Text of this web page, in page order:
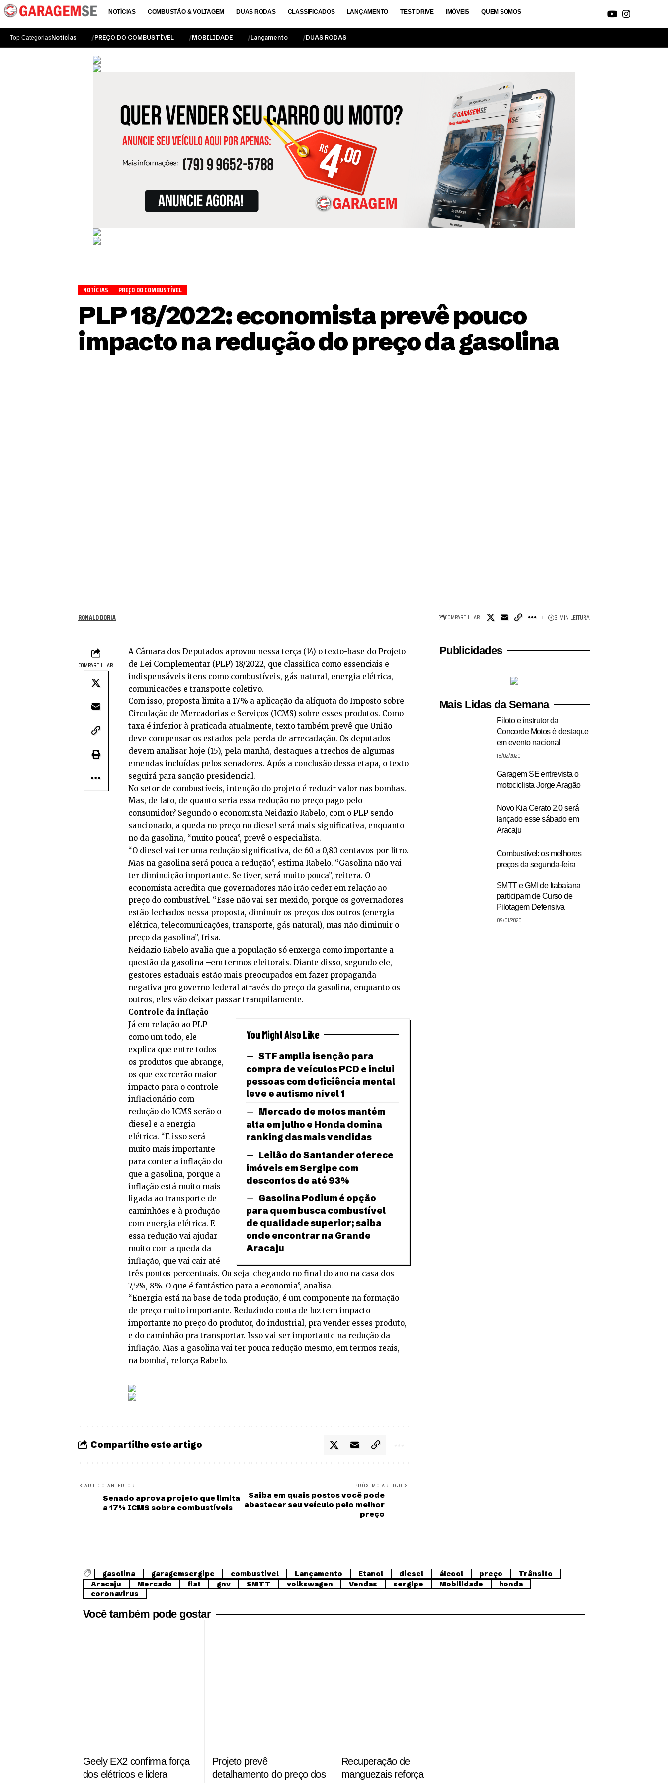
NOTÍCIAS COMBUSTÃO & VOLTAGEM DUAS RODAS CLASSIFICADOS LANÇAMENTO TEST DRIVE IMÓVEIS QUEM SOMOS
Top CategoriasNotícias PREÇO DO COMBUSTÍVEL MOBILIDADE Lançamento DUAS RODAS
NOTÍCIAS PREÇO DO COMBUSTÍVEL
PLP 18/2022: economista prevê pouco
impacto na redução do preço da gasolina
RONALD DORIA COMPARTILHAR 3 MIN LEITURA
COMPARTILHAR
A Câmara dos Deputados aprovou nessa terça (14) o texto-base do Projeto
de Lei Complementar (PLP) 18/2022, que classifica como essenciais e
indispensáveis itens como combustíveis, gás natural, energia elétrica,
comunicações e transporte coletivo.
Com isso, proposta limita a 17% a aplicação da alíquota do Imposto sobre
Circulação de Mercadorias e Serviços (ICMS) sobre esses produtos. Como
taxa é inferior à praticada atualmente, texto também prevê que União
deve compensar os estados pela perda de arrecadação. Os deputados
devem analisar hoje (15), pela manhã, destaques a trechos de algumas
emendas incluídas pelos senadores. Após a conclusão dessa etapa, o texto
seguirá para sanção presidencial.
No setor de combustíveis, intenção do projeto é reduzir valor nas bombas.
Mas, de fato, de quanto seria essa redução no preço pago pelo
consumidor? Segundo o economista Neidazio Rabelo, com o PLP sendo
sancionado, a queda no preço no diesel será mais significativa, enquanto
no da gasolina, “muito pouca”, prevê o especialista.
“O diesel vai ter uma redução significativa, de 60 a 0,80 centavos por litro.
Mas na gasolina será pouca a redução”, estima Rabelo. “Gasolina não vai
ter diminuição importante. Se tiver, será muito pouca”, reitera. O
economista acredita que governadores não irão ceder em relação ao
preço do combustível. “Esse não vai ser mexido, porque os governadores
estão fechados nessa proposta, diminuir os preços dos outros (energia
elétrica, telecomunicações, transporte, gás natural), mas não diminuir o
preço da gasolina”, frisa.
Neidazio Rabelo avalia que a população só enxerga como importante a
questão da gasolina –em termos eleitorais. Diante disso, segundo ele,
gestores estaduais estão mais preocupados em fazer propaganda
negativa pro governo federal através do preço da gasolina, enquanto os
outros, eles vão deixar passar tranquilamente.
Controle da inflação
You Might Also Like
STF amplia isenção para
compra de veículos PCD e inclui
pessoas com deficiência mental
leve e autismo nível 1
Mercado de motos mantém
alta em julho e Honda domina
ranking das mais vendidas
Leilão do Santander oferece
imóveis em Sergipe com
descontos de até 93%
Gasolina Podium é opção
para quem busca combustível
de qualidade superior; saiba
onde encontrar na Grande
Aracaju
Já em relação ao PLP
como um todo, ele
explica que entre todos
os produtos que abrange,
os que exercerão maior
impacto para o controle
inflacionário com
redução do ICMS serão o
diesel e a energia
elétrica. “E isso será
muito mais importante
para conter a inflação do
que a gasolina, porque a
inflação está muito mais
ligada ao transporte de
caminhões e à produção
com energia elétrica. E
essa redução vai ajudar
muito com a queda da
inflação, que vai cair até
três pontos percentuais. Ou seja, chegando no final do ano na casa dos
7,5%, 8%. O que é fantástico para a economia”, analisa.
“Energia está na base de toda produção, é um componente na formação
de preço muito importante. Reduzindo conta de luz tem impacto
importante no preço do produtor, do industrial, pra vender esses produto,
e do caminhão pra transportar. Isso vai ser importante na redução da
inflação. Mas a gasolina vai ter pouca redução mesmo, em termos reais,
na bomba”, reforça Rabelo.
Compartilhe este artigo
ARTIGO ANTERIOR
Senado aprova projeto que limita
a 17% ICMS sobre combustíveis
PRÓXIMO ARTIGO
Saiba em quais postos você pode
abastecer seu veículo pelo melhor
preço
Publicidades
Mais Lidas da Semana
Piloto e instrutor da
Concorde Motos é destaque
em evento nacional
18/02/2020
Garagem SE entrevista o
motociclista Jorge Aragão
Novo Kia Cerato 2.0 será
lançado esse sábado em
Aracaju
Combustível: os melhores
preços da segunda-feira
SMTT e GMI de Itabaiana
participam de Curso de
Pilotagem Defensiva
09/01/2020
gasolina garagemsergipe combustivel Lançamento Etanol diesel álcool preço
Trânsito
Aracaju
Mercado fiat gnv SMTT volkswagen Vendas sergipe Mobilidade
honda
coronavirus
Você também pode gostar
Geely EX2 confirma força
dos elétricos e lidera
Projeto prevê
detalhamento do preço dos
Recuperação de
manguezais reforça